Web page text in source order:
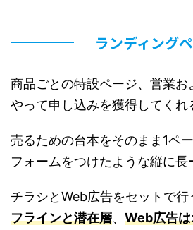
ランディング
商品ごとの特設ページ、営業お
やって申し込みを獲得してくれ
売るための台本をそのまま1ペ
フォームをつけたような縦に長
チラシとWeb広告をセットで行
フラインと潜在層、 Web広告